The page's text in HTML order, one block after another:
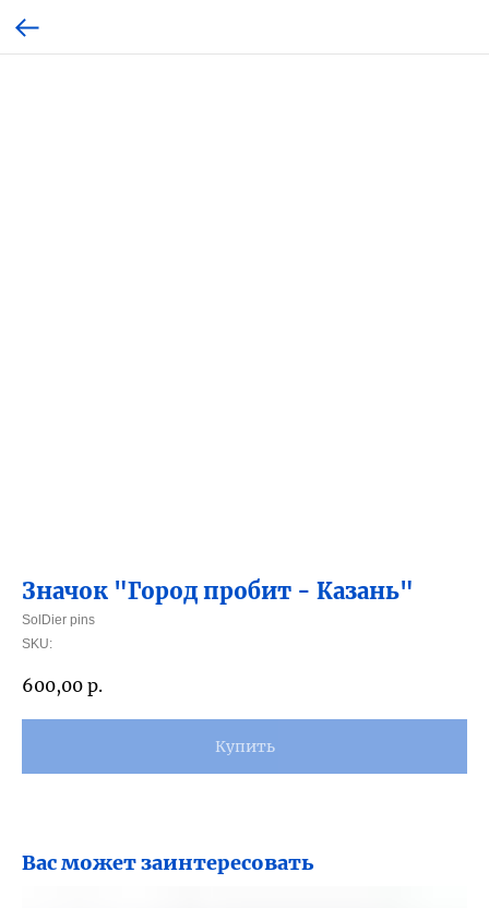
Значок "Город пробит - Казань"
SolDier pins
SKU:
600,00 р.
Купить
Вас может заинтересовать